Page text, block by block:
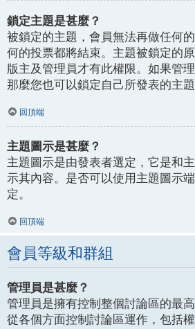
鎖定主題是甚麼？
被鎖定的主題，會員無法再做任何
何的投票都將結束。主題被鎖定的
版主及管理員才有此權限。如果管
那麼您也可以鎖定自己所發表的主題
回頂端
主題圖示是甚麼？
主題圖示是由發表者選定，它是和
示其內容。是否可以使用主題圖示
定。
回頂端
會員等級和群組
管理員是甚麼？
管理員是擁有控制整個討論區的最
從各個方面控制討論區運作，包括